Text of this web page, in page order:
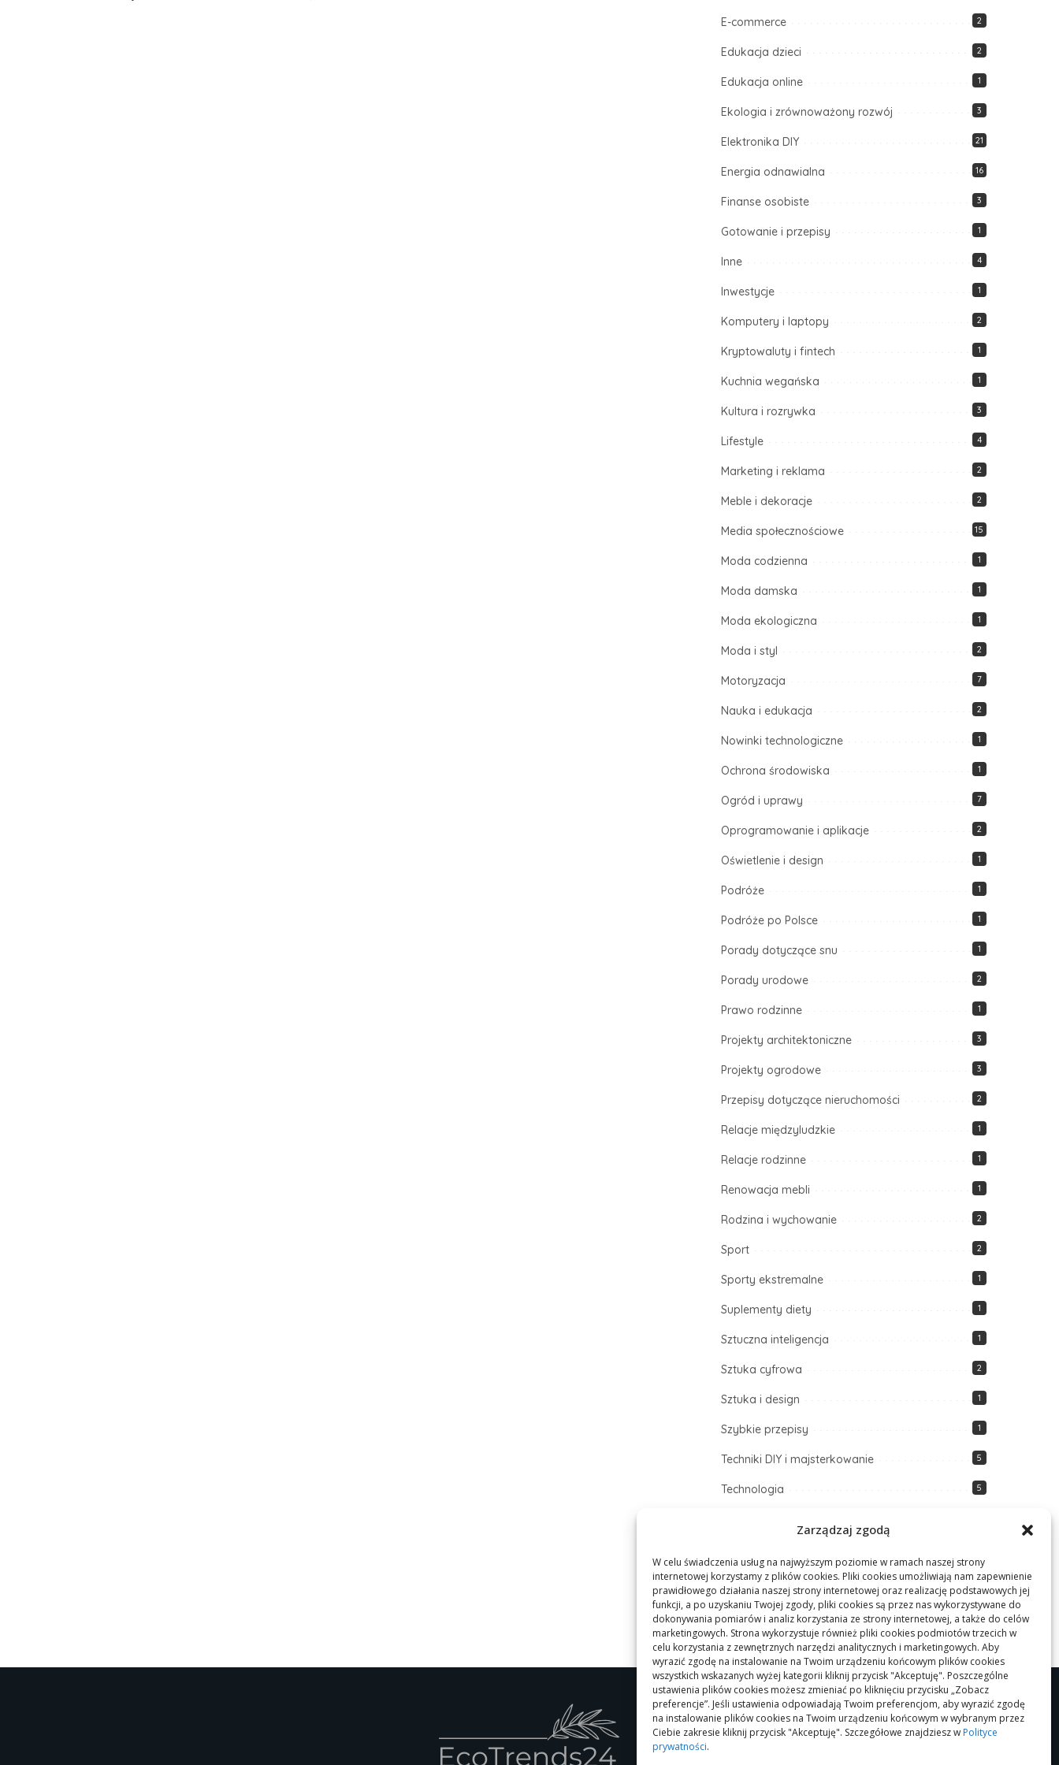
Zarządzaj zgodą
W celu świadczenia usług na najwyższym poziomie w ramach naszej strony
internetowej korzystamy z plików cookies. Pliki cookies umożliwiają nam zapewnienie
prawidłowego działania naszej strony internetowej oraz realizację podstawowych jej
funkcji, a po uzyskaniu Twojej zgody, pliki cookies są przez nas wykorzystywane do
dokonywania pomiarów i analiz korzystania ze strony internetowej, a także do celów
marketingowych. Strona wykorzystuje również pliki cookies podmiotów trzecich w
celu korzystania z zewnętrznych narzędzi analitycznych i marketingowych. Aby
wyrazić zgodę na instalowanie na Twoim urządzeniu końcowym plików cookies
wszystkich wskazanych wyżej kategorii kliknij przycisk "Akceptuję". Poszczególne
ustawienia plików cookies możesz zmieniać po kliknięciu przycisku „Zobacz
preferencje”. Jeśli ustawienia odpowiadają Twoim preferencjom, aby wyrazić zgodę
na instalowanie plików cookies na Twoim urządzeniu końcowym w wybranym przez
Ciebie zakresie kliknij przycisk "Akceptuję". Szczegółowe znajdziesz w Polityce
prywatności.
E-commerce 2
Edukacja dzieci 2
Edukacja online 1
Ekologia i zrównoważony rozwój 3
Elektronika DIY 21
Energia odnawialna 16
Finanse osobiste 3
Gotowanie i przepisy 1
Inne 4
Inwestycje 1
Komputery i laptopy 2
Kryptowaluty i fintech 1
Kuchnia wegańska 1
Kultura i rozrywka 3
Lifestyle 4
Marketing i reklama 2
Meble i dekoracje 2
Media społecznościowe 15
Moda codzienna 1
Moda damska 1
Moda ekologiczna 1
Moda i styl 2
Motoryzacja 7
Nauka i edukacja 2
Nowinki technologiczne 1
Ochrona środowiska 1
Ogród i uprawy 7
Oprogramowanie i aplikacje 2
Oświetlenie i design 1
Podróże 1
Podróże po Polsce 1
Porady dotyczące snu 1
Porady urodowe 2
Prawo rodzinne 1
Projekty architektoniczne 3
Projekty ogrodowe 3
Przepisy dotyczące nieruchomości 2
Relacje międzyludzkie 1
Relacje rodzinne 1
Renowacja mebli 1
Rodzina i wychowanie 2
Sport 2
Sporty ekstremalne 1
Suplementy diety 1
Sztuczna inteligencja 1
Sztuka cyfrowa 2
Sztuka i design 1
Szybkie przepisy 1
Techniki DIY i majsterkowanie 5
Technologia 5
Zmiany klimatyczne 1